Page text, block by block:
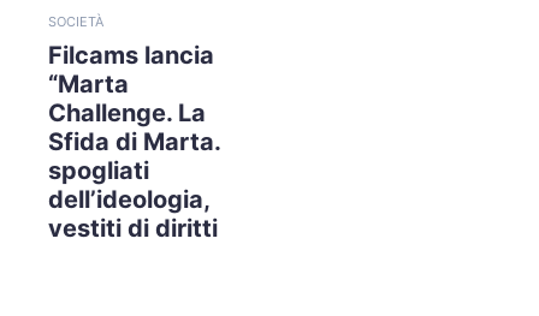
SOCIETÀ
Filcams lancia
“Marta
Challenge. La
Sfida di Marta.
spogliati
dell’ideologia,
vestiti di diritti